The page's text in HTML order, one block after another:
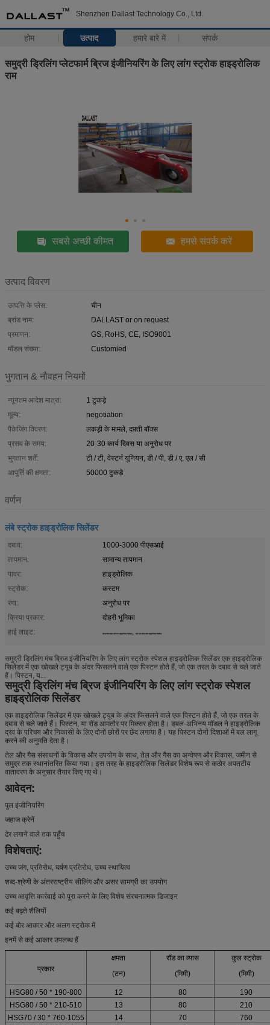
Shenzhen Dallast Technology Co., Ltd.
होम उत्पाद हमारे बारे में संपर्क
समुद्री ड्रिलिंग प्लेटफार्म ब्रिज इंजीनियरिंग के लिए लांग स्ट्रोक हाइड्रोलिक
राम
सबसे अच्छी कीमत हमसे संपर्क करें
उत्पाद विवरण
उत्पत्ति के प्लेस:
चीन
ब्रांड नाम:
DALLAST or on request
प्रमाणन:
GS, RoHS, CE, ISO9001
मॉडल संख्या:
Customied
भुगतान & नौवहन नियमों
न्यूनतम आदेश मात्रा:
1 टुकड़े
मूल्य:
negotiation
पैकेजिंग विवरण:
लकड़ी के मामले, दफ़्ती बॉक्स
प्रसव के समय:
20-30 कार्य दिवस या अनुरोध पर
भुगतान शर्तें:
टी / टी, वेस्टर्न यूनियन, डी / पी, डी / ए, एल / सी
आपूर्ति की क्षमता:
50000 टुकड़े
वर्णन
लंबे स्ट्रोक हाइड्रोलिक सिलेंडर
दबाव:
1000-3000 पीएसआई
तापमान:
सामान्य तापमान
पावर:
हाइड्रोलिक
स्ट्रोक:
कस्टम
रंगा:
अनुरोध पर
क्रिया प्रकार:
दोहरी भूमिका
हाई लाइट:
लंबे स्ट्रोक एकल अभिनय हाइड्रोलिक सिलेंडर, छोटे बोर लंबे स्ट्रोक हाइड्रोलिक सिलेंडर
समुद्री ड्रिलिंग मंच ब्रिज इंजीनियरिंग के लिए लांग स्ट्रोक स्पेशल हाइड्रोलिक सिलेंडर एक हाइड्रोलिक
सिलेंडर में एक खोखले ट्यूब के अंदर फिसलने वाले एक पिस्टन होते हैं, जो एक तरल के दबाव से चले जाते
हैं। पिस्टन, य...
समुद्री ड्रिलिंग मंच ब्रिज इंजीनियरिंग के लिए लांग स्ट्रोक स्पेशल
हाइड्रोलिक सिलेंडर
एक हाइड्रोलिक सिलेंडर में एक खोखले ट्यूब के अंदर फिसलने वाले एक पिस्टन होते हैं, जो एक तरल के
दबाव से चले जाते हैं। पिस्टन, या रॉड आमतौर पर मिक्सर होता है। डबल-अभिनय मॉडल ने हाइड्रोलिक
द्रव के परिचय और निकासी के लिए दोनों छोरों पर छेद लगाया है। यह पिस्टन दोनों दिशाओं में बल लागू
करने की अनुमति देता है।
तेल और गैस संसाधनों के विकास और उपयोग के साथ, तेल और गैस का अन्वेषण और विकास, जमीन से
समुद्र तक स्थानांतरित किया गया। इस तरह के हाइड्रोलिक सिलेंडर विशेष रूप से कठोर अपतटीय
वातावरण के अनुसार तैयार किए गए थे।
आवेदन:
पुल इंजीनियरिंग
जहाज क्रेनें
ढेर लगाने वाले तक पहुँच
विशेषताएं:
उच्च जंग, प्रतिरोध, घर्षण प्रतिरोध, उच्च स्थायित्व
शब्द-श्रेणी के अंतरराष्ट्रीय सीलिंग और असर सामग्री का उपयोग
उच्च आवृत्ति कार्रवाई को पूरा करने के लिए विशेष संरचनात्मक डिजाइन
कई बढ़ते शैलियों
कई बोर आकार और अलग स्ट्रोक में
इनमें से कई आकार उपलब्ध हैं
प्रकार
क्षमता
(टन)
रॉड का व्यास
(मिमी)
कुल स्ट्रोक
(मिमी)
HSG80 / 50 * 190-800 12 80
190
HSG80 / 50 * 210-510
13 80
210
HSG70 / 30 * 760-1055
14 70
760